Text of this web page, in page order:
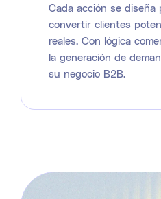
Cada acción se
convertir clientes
reales. Con lógica
la generación de
su negocio B2B.